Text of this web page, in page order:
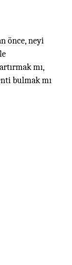
önce, neyi
mı,
bulmak mı